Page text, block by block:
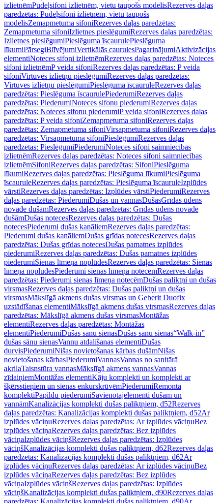
izlietnēmPudeļsifoni izlietnēm, vietu taupošs modelisRezerves daļas
paredzētas: Pudeļsifoni izlietnēm, vietu taupošs
modelisZemapmetuma sifoniRezerves daļas paredzētas:
Zemapmetuma sifoniIzlietnes pieslēgumiRezerves daļas paredzētas:
Izlietnes pieslēgumiPieslēguma īscaurulePieslēguma
līkumiPārsegiBlīvējumiVertikālās caurulesPagarinājumiAktivizācijas
elementiNoteces sifoni izlietnēmRezerves daļas paredzētas: Noteces
sifoni izlietnēmP veida sifoniRezerves daļas paredzētas: P veida
sifoniVirtuves izlietņu pieslēgumiRezerves daļas paredzētas:
Virtuves izlietņu pieslēgumiPieslēguma īscauruleRezerves daļas
paredzētas: Pieslēguma īscaurulePiederumiRezerves daļas
paredzētas: PiederumiNoteces sifonu piederumiRezerves daļas
paredzētas: Noteces sifonu piederumiP veida sifoniRezerves daļas
paredzētas: P veida sifoniZemapmetuma sifoniRezerves daļas
paredzētas: Zemapmetuma sifoniVirsapmetuma sifoniRezerves daļas
paredzētas: Virsapmetuma sifoniPieslēgumiRezerves daļas
paredzētas: PieslēgumiPiederumiNoteces sifoni saimniecības
izlietnēmRezerves daļas paredzētas: Noteces sifoni saimniecības
izlietnēmSifoniRezerves daļas paredzētas: SifoniPieslēguma
līkumiRezerves daļas paredzētas: Pieslēguma līkumiPieslēguma
īscauruleRezerves daļas paredzētas: Pieslēguma īscauruleIzplūdes
vārstiRezerves daļas paredzētas: Izplūdes vārstiPiederumiRezerves
daļas paredzētas: PiederumiDušas un vannasDušasGrīdas ūdens
novade dušāmRezerves daļas paredzētas: Grīdas ūdens novade
dušāmDušas notecesRezerves daļas paredzētas: Dušas
notecesPiederumi dušas kanāliemRezerves daļas paredzētas:
Piederumi dušas kanāliemDušas grīdas notecesRezerves daļas
paredzētas: Dušas grīdas notecesDušas pamatnes izplūdes
piederumiRezerves daļas paredzētas: Dušas pamatnes izplūdes
piederumiSienas līmeņa noplūdesRezerves daļas paredzētas: Sienas
līmeņa noplūdesPiederumi sienas līmeņa notecēmRezerves daļas
paredzētas: Piederumi sienas līmeņa notecēmDušas paliktņi un dušas
virsmasRezerves daļas paredzētas: Dušas paliktņi un dušas
virsmasMākslīgā akmens dušas virsmas un Geberit Duofix
uzstādīšanas elementiMākslīgā akmens dušas virsmasRezerves daļas
paredzētas: Mākslīgā akmens dušas virsmasMontāžas
elementiRezerves daļas paredzētas: Montāžas
elementiPiederumiDušas sānu sienasDušas sānu sienas“Walk-in”
dušas sānu sienasVannu atdalīšanas elementiDušas
durvisPiederumiNišas novietošanas kārbas dušāmNišas
novietošanas kārbasPiederumiVannasVannas no sanitārā
akrilaTaisnstūra vannasMākslīgā akmens vannasVannas
zīdaiņiemMontāžas elementiKāju komplekti un komplekti ar
šķērsstieņiem un sienas enkurskrūvēmPiederumiRemonta
komplektiPapildu piederumiSavienotājelementi dušām un
vannāmKanalizācijas komplekti dušas paliktņiem, d52Rezerves
daļas paredzētas: Kanalizācijas komplekti dušas paliktņiem, d52Ar
izplūdes vāciņuRezerves daļas paredzētas: Ar izplūdes vāciņuBez
izplūdes vāciņaRezerves daļas paredzētas: Bez izplūdes
vāciņaIzplūdes vāciņšRezerves daļas paredzētas: Izplūdes
vāciņšKanalizācijas komplekti dušas paliktņiem, d62Rezerves daļas
paredzētas: Kanalizācijas komplekti dušas paliktņiem, d62Ar
izplūdes vāciņuRezerves daļas paredzētas: Ar izplūdes vāciņuBez
izplūdes vāciņaRezerves daļas paredzētas: Bez izplūdes
vāciņaIzplūdes vāciņšRezerves daļas paredzētas: Izplūdes
vāciņšKanalizācijas komplekti dušas paliktņiem, d90Rezerves daļas
paredzētas: Kanalizācijas komplekti dušas paliktņiem, d90Ar